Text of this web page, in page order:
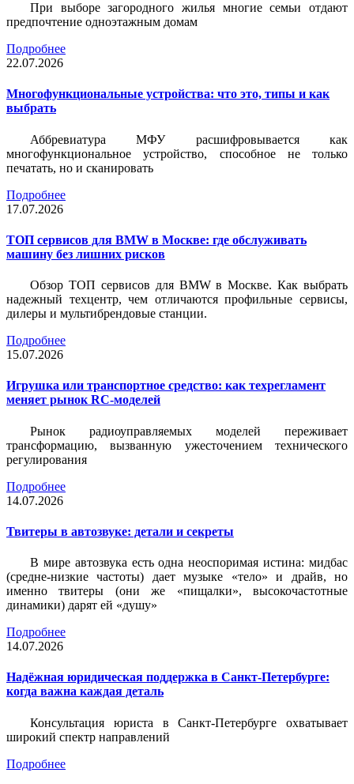
При выборе загородного жилья многие семьи отдают
предпочтение одноэтажным домам
Подробнее
22.07.2026
Многофункциональные устройства: что это, типы и как
выбрать
Аббревиатура МФУ расшифровывается как
многофункциональное устройство, способное не только
печатать, но и сканировать
Подробнее
17.07.2026
ТОП сервисов для BMW в Москве: где обслуживать
машину без лишних рисков
Обзор ТОП сервисов для BMW в Москве. Как выбрать
надежный техцентр, чем отличаются профильные сервисы,
дилеры и мультибрендовые станции.
Подробнее
15.07.2026
Игрушка или транспортное средство: как техрегламент
меняет рынок RC-моделей
Рынок радиоуправляемых моделей переживает
трансформацию, вызванную ужесточением технического
регулирования
Подробнее
14.07.2026
Твитеры в автозвуке: детали и секреты
В мире автозвука есть одна неоспоримая истина: мидбас
(средне-низкие частоты) дает музыке «тело» и драйв, но
именно твитеры (они же «пищалки», высокочастотные
динамики) дарят ей «душу»
Подробнее
14.07.2026
Надёжная юридическая поддержка в Санкт-Петербурге:
когда важна каждая деталь
Консультация юриста в Санкт-Петербурге охватывает
широкий спектр направлений
Подробнее